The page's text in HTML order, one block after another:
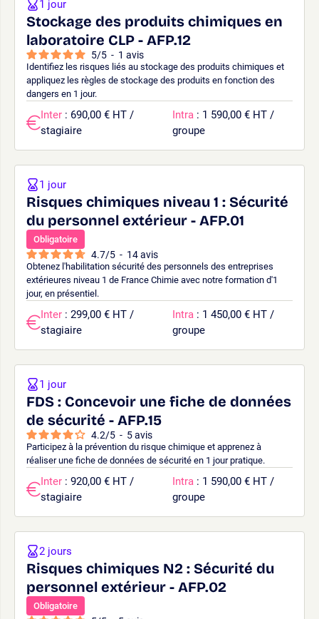
Stockage des produits chimiques en
laboratoire CLP - AFP.12
5/5 - 1 avis
Identifiez les risques liés au stockage des produits chimiques et
appliquez les règles de stockage des produits en fonction des
dangers en 1 jour.
1 jour
Inter : 690,00 € HT /
stagiaire
Intra : 1 590,00 € HT /
groupe
Risques chimiques niveau 1 : Sécurité
du personnel extérieur - AFP.01
Obligatoire
4.7/5 - 14avis
Obtenez l'habilitation sécurité des personnels des entreprises
extérieures niveau 1 de France Chimie avec notre formation d'1
jour, en présentiel.
1 jour
Inter : 299,00 € HT /
stagiaire
Intra : 1 450,00 € HT /
groupe
FDS : Concevoir une fiche de données
de sécurité - AFP.15
4.2/5 - 5avis
Participez à la prévention du risque chimique et apprenez à
réaliser une fiche de données de sécurité en 1 jour pratique.
1 jour
Inter : 920,00 € HT /
stagiaire
Intra : 1 590,00 € HT /
groupe
Risques chimiques N2 : Sécurité du
personnel extérieur - AFP.02
Obligatoire
2 jours